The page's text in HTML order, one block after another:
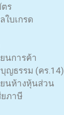
ร
ใบเกรด
นการค้า
ญธรรม (คร.14)
นห้างหุ้นส่วน
ยภาษี